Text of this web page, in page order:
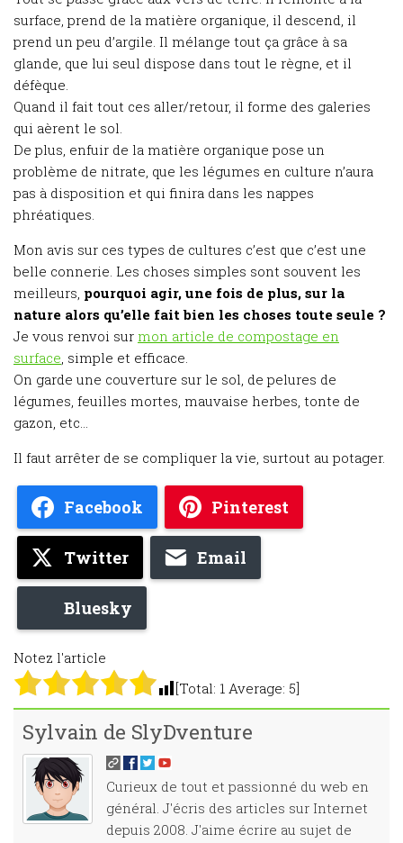
surface, prend de la matière organique, il descend, il
prend un peu d’argile. Il mélange tout ça grâce à sa
glande, que lui seul dispose dans tout le règne, et il
défèque.
Quand il fait tout ces aller/retour, il forme des galeries
qui aèrent le sol.
De plus, enfuir de la matière organique pose un
problème de nitrate, que les légumes en culture n’aura
pas à disposition et qui finira dans les nappes
phréatiques.
Mon avis sur ces types de cultures c’est que c’est une
belle connerie. Les choses simples sont souvent les
meilleurs, pourquoi agir, une fois de plus, sur la
nature alors qu’elle fait bien les choses toute seule ?
Je vous renvoi sur mon article de compostage en
surface, simple et efficace.
On garde une couverture sur le sol, de pelures de
légumes, feuilles mortes, mauvaise herbes, tonte de
gazon, etc…
Il faut arrêter de se compliquer la vie, surtout au potager.
Facebook Pinterest
Twitter Email
Bluesky
Notez l'article
[Total: 1 Average: 5]
Sylvain de SlyDventure
Curieux de tout et passionné du web en
général. J'écris des articles sur Internet
depuis 2008. J'aime écrire au sujet de